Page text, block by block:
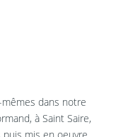
dans notre
à Saint Saire,